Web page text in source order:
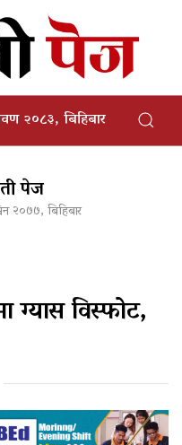
२०८३, बिहिबार
पेज
२०७७, बिहिबार
ग्यास विस्फोट,